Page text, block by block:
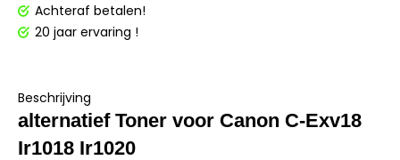
Achteraf betalen!
20 jaar ervaring !
Beschrijving
alternatief Toner voor Canon C-Exv18
Ir1018 Ir1020